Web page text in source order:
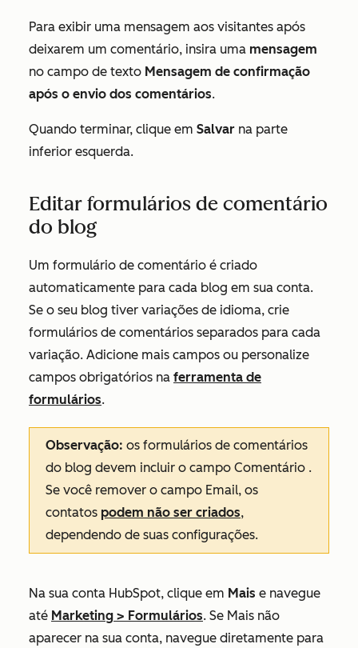
Para exibir uma mensagem aos visitantes após
deixarem um comentário, insira uma mensagem
no campo de texto Mensagem de confirmação
após o envio dos comentários.
Quando terminar, clique em Salvar na parte
inferior esquerda.
Editar formulários de comentário
do blog
Um formulário de comentário é criado
automaticamente para cada blog em sua conta.
Se o seu blog tiver variações de idioma, crie
formulários de comentários separados para cada
variação. Adicione mais campos ou personalize
campos obrigatórios na ferramenta de
formulários.
Observação: os formulários de comentários
do blog devem incluir o campo Comentário .
Se você remover o campo Email, os
contatos podem não ser criados,
dependendo de suas configurações.
Na sua conta HubSpot, clique em Mais e navegue
até Marketing > Formulários. Se Mais não
aparecer na sua conta, navegue diretamente para